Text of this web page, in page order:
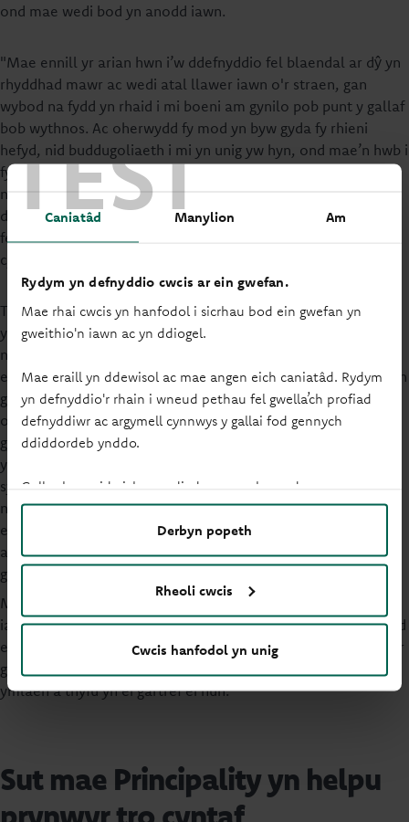
TEST
Caniatâd Manylion Am
Rydym yn defnyddio cwcis ar ein gwefan.
Mae rhai cwcis yn hanfodol i sicrhau bod ein gwefan yn
gweithio'n iawn ac yn ddiogel.
Mae eraill yn ddewisol ac mae angen eich caniatâd. Rydym
yn defnyddio'r rhain i wneud pethau fel gwella’ch profiad
defnyddiwr ac argymell cynnwys y gallai fod gennych
ddiddordeb ynddo.
Gallwch newid eich gosodiadau ar unrhyw adeg.
Derbyn popeth
Rheoli cwcis
Cwcis hanfodol yn unig
ond mae wedi bod yn anodd iawn.
"Mae ennill yr arian hwn i’w ddefnyddio fel blaendal ar dŷ yn
rhyddhad mawr ac wedi atal llawer iawn o'r straen, gan
wybod na fydd yn rhaid i mi boeni am gynilo pob punt y gallaf
bob wythnos. Ac oherwydd fy mod yn byw gyda fy rhieni
hefyd, nid buddugoliaeth i mi yn unig yw hyn, ond mae’n hwb i
fy nheulu – gallan nhw gael yr ystafell sbâr honno y maen
nhw wedi breuddwydio amdani erioed fel y gall teulu o bell
ddod i aros. Rwy'n gobeithio prynu gyda fy nghariad, Beth,
felly mae'n gyffrous iawn gallu edrych ymlaen at ein cartref
cyntaf gyda'n gilydd.”
Tina, mam Tyler, sy'n esbonio pam y bydd hwn yn gyfle fydd
yn newid ei fywyd: “Mae tad Tyler a minnau yn rhentu ein tŷ
ni, felly Tyler fydd y cyntaf yn ein teulu i gamu ar yr ysgol
eiddo, ac rydym mor falch ohono am hynny. Mae wedi bod yn
gweithio’n galed i geisio cynilo am dŷ ers iddo adael y coleg,
ond roedd bob amser yn mynd i gymryd blynyddoedd ar ei
gyflog iddo allu cynilo digon. Dim ond dwy ystafell wely sydd
yn ein tŷ ni, ac ar hyn o bryd does dim lle gennym ni i deuluo
sy’n byw y tu allan i Gaerdydd ddod i aros, felly er y byddwn
ni'n gweld eisiau Tyler yn y tŷ – er nad wyf yn meddwl ei fod
eisiau symud yn rhy bell – mae’n golygu y gallwn wahodd
aelodau o’r teulu i ymweld â ni, a fydd yn gwneud
gwahaniaeth enfawr.”
Mae Tina yn parhau: “Mae eleni hefyd wedi bod yn anodd
iawn i ni fel teulu, collais fy mam yn gynharach eleni a throdd
ein bywydau wyneb i waered. Y fuddugoliaeth hon i Tyler yw’r
goleuni ym mhen draw'r twnnel, mae’n gyfle iddo symud
ymlaen a thyfu yn ei gartref ei hun.”
Sut mae Principality yn helpu